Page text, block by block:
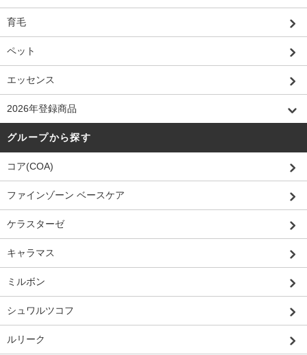
育毛
ペット
エッセンス
2026年登録商品
グループから探す
コア(COA)
ファインゾーン ベースケア
ケラスターゼ
キャラマス
ミルボン
シュワルツコフ
ルリーク